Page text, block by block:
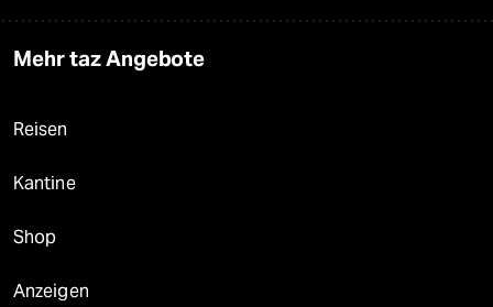
Mehr taz Angebote
Reisen
Kantine
Shop
Anzeigen